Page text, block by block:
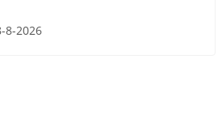
8-2026